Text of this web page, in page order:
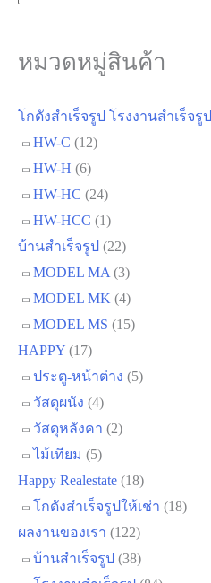
หมวดหมู่สินค้า
โกดังสำเร็จรูป โรงงานสำเร็จรูป
HW-C (12)
HW-H (6)
HW-HC (24)
HW-HCC (1)
บ้านสำเร็จรูป (22)
MODEL MA (3)
MODEL MK (4)
MODEL MS (15)
HAPPY (17)
ประตู-หน้าต่าง (5)
วัสดุผนัง (4)
วัสดุหลังคา (2)
ไม้เทียม (5)
Happy Realestate (18)
โกดังสำเร็จรูปให้เช่า (18)
ผลงานของเรา (122)
บ้านสำเร็จรูป (38)